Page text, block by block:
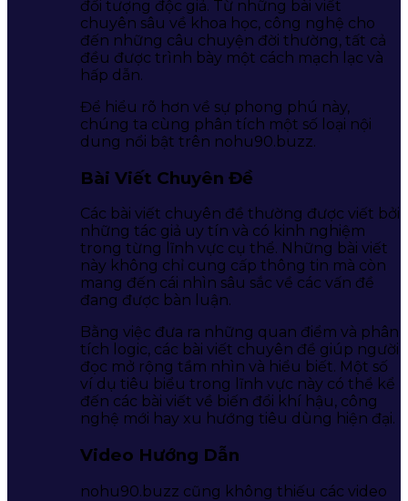
đối tượng độc giả. Từ những bài viết
chuyên sâu về khoa học, công nghệ cho
đến những câu chuyện đời thường, tất cả
đều được trình bày một cách mạch lạc và
hấp dẫn.
Để hiểu rõ hơn về sự phong phú này,
chúng ta cùng phân tích một số loại nội
dung nổi bật trên nohu90.buzz.
Bài Viết Chuyên Đề
Các bài viết chuyên đề thường được viết bởi
những tác giả uy tín và có kinh nghiệm
trong từng lĩnh vực cụ thể. Những bài viết
này không chỉ cung cấp thông tin mà còn
mang đến cái nhìn sâu sắc về các vấn đề
đang được bàn luận.
Bằng việc đưa ra những quan điểm và phân
tích logic, các bài viết chuyên đề giúp người
đọc mở rộng tầm nhìn và hiểu biết. Một số
ví dụ tiêu biểu trong lĩnh vực này có thể kể
đến các bài viết về biến đổi khí hậu, công
nghệ mới hay xu hướng tiêu dùng hiện đại.
Video Hướng Dẫn
nohu90.buzz cũng không thiếu các video